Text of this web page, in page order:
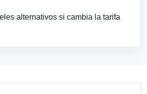
alternativos si cambia la tarifa